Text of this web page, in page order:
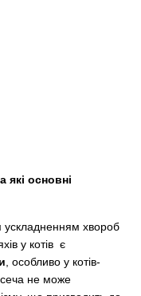
які основні
хвороб
у котів  є
, особливо у котів-
не може